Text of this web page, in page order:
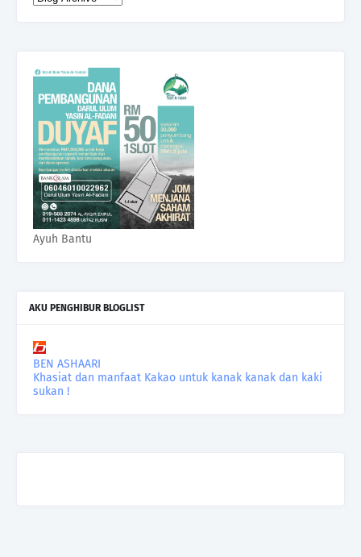
Ayuh Bantu
AKU PENGHIBUR BLOGLIST
BEN ASHAARI
Khasiat dan manfaat Kakao untuk kanak kanak dan kaki
sukan !